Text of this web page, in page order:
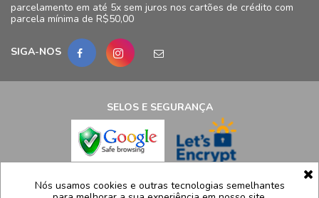
parcelamento em até 5x sem juros nos cartões de crédito com
parcela mínima de R$50,00
SIGA-NOS
SELOS E SEGURANÇA
LCB Confecções Eireli | CNPJ: 19.316.833/0009-41
Nós usamos cookies e outras tecnologias semelhantes